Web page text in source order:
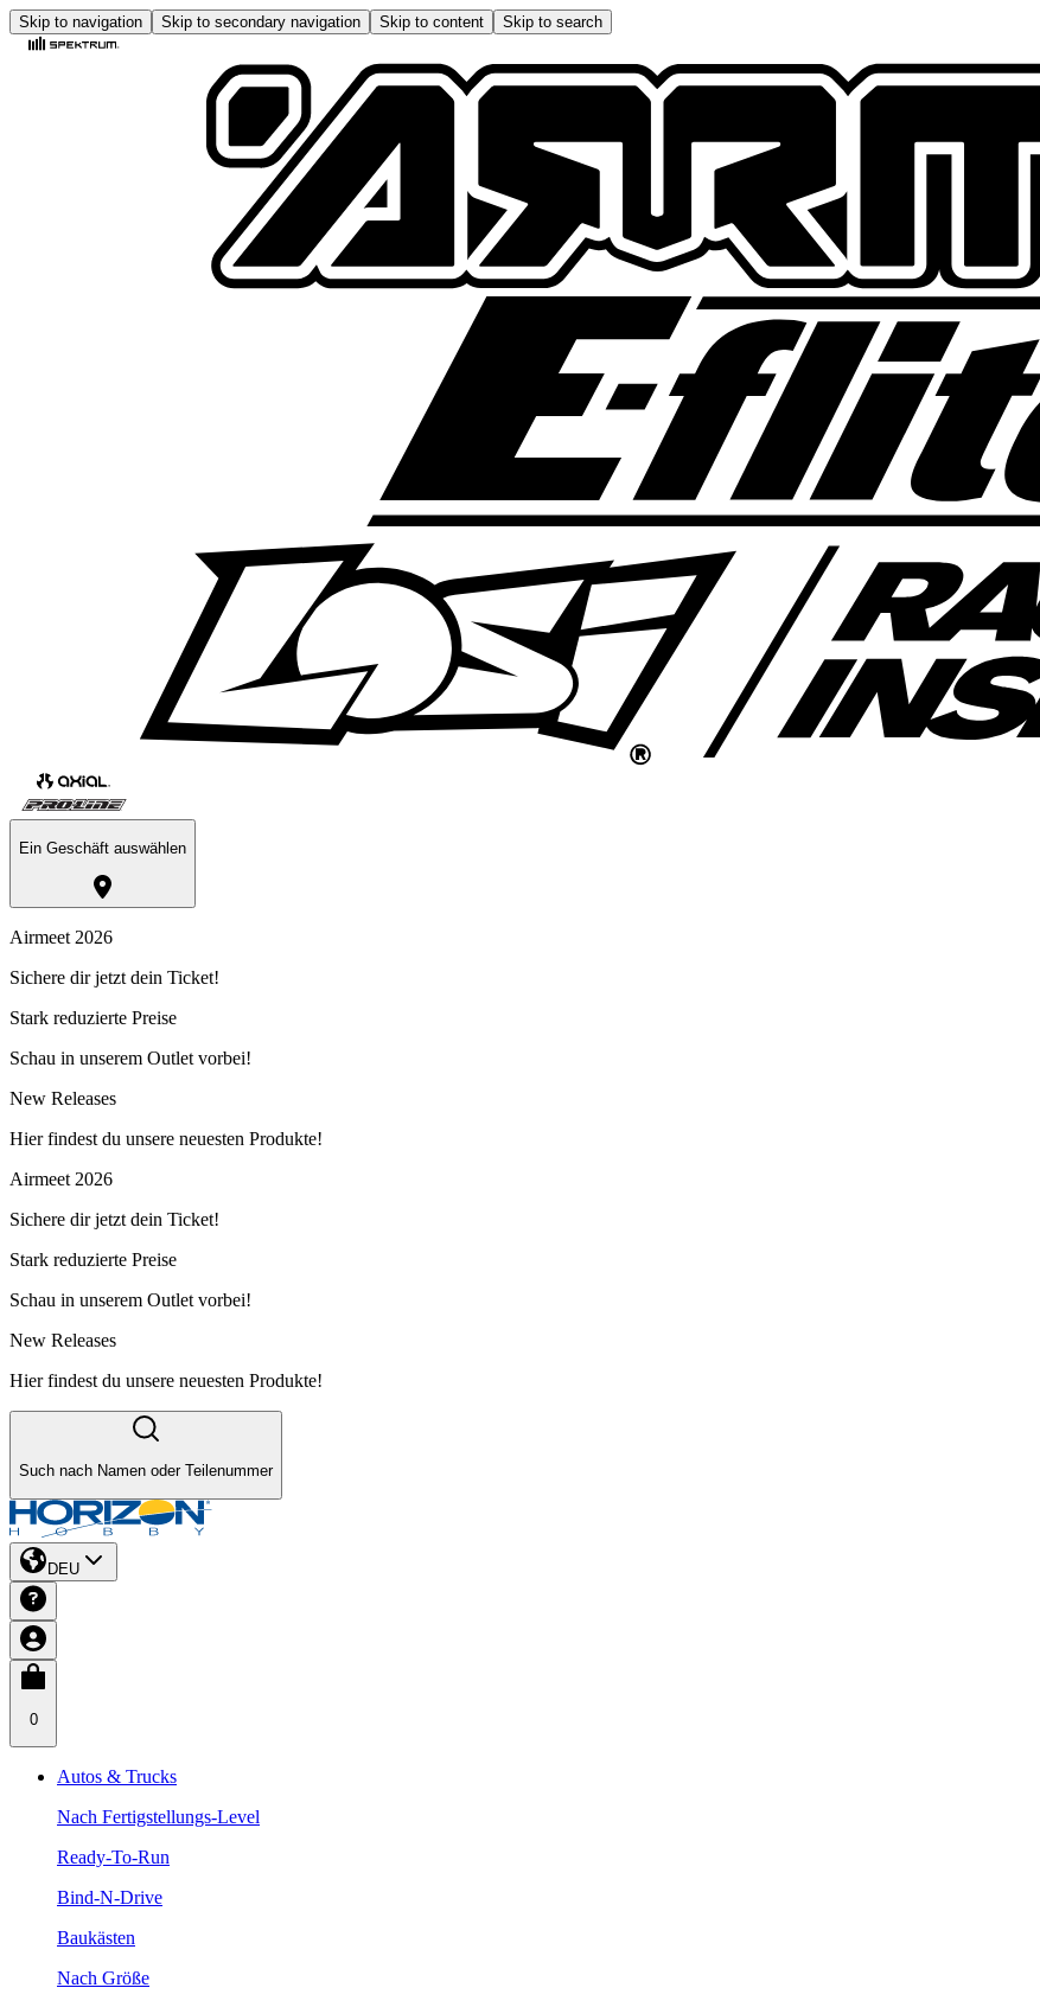
Skip to navigation Skip to secondary navigation Skip to content Skip to search
Ein Geschäft auswählen
Airmeet 2026
Sichere dir jetzt dein Ticket!
Stark reduzierte Preise
Schau in unserem Outlet vorbei!
New Releases
Hier findest du unsere neuesten Produkte!
Airmeet 2026
Sichere dir jetzt dein Ticket!
Stark reduzierte Preise
Schau in unserem Outlet vorbei!
New Releases
Hier findest du unsere neuesten Produkte!
Such nach Namen oder Teilenummer
DEU
0
Autos & Trucks
Nach Fertigstellungs-Level
Ready-To-Run
Bind-N-Drive
Baukästen
Nach Größe